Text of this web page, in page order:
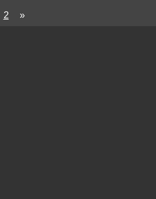
2 »